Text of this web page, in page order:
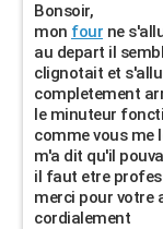
Bonsoir,
mon four ne
au depart il
clignotait et
completement
le minuteur
comme vous me
m'a dit qu'il
il faut etre
merci pour votre
cordialement